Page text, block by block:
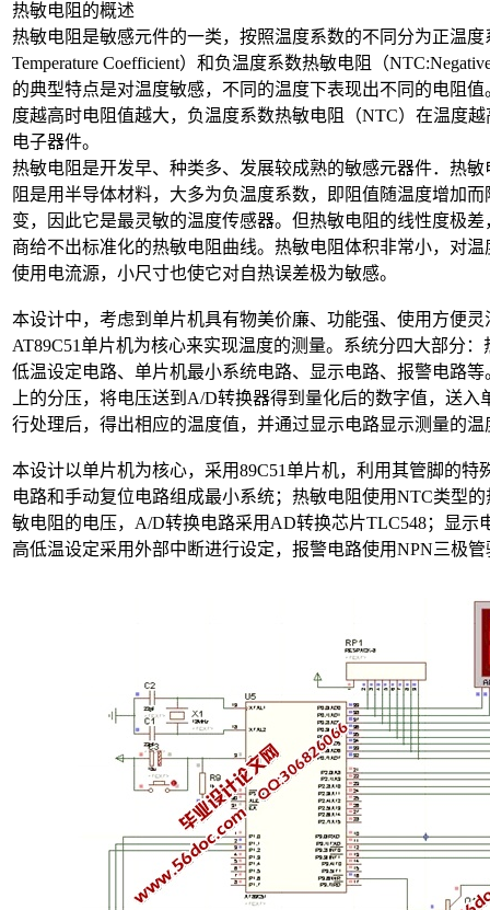
热敏电阻的概述
热敏电阻是敏感元件的一类，按照温度系数的不同分为正温度
Temperature Coefficient）和负温度系数热敏电阻（
的典型特点是对温度敏感，不同的温度下表现出不同的电阻
度越高时电阻值越大，负温度系数热敏电阻（NTC）在温度
电子器件。
热敏电阻是开发早、种类多、发展较成熟的敏感元器件．热
阻是用半导体材料，大多为负温度系数，即阻值随温度增加
变，因此它是最灵敏的温度传感器。但热敏电阻的线性度极
商给不出标准化的热敏电阻曲线。热敏电阻体积非常小，对
使用电流源，小尺寸也使它对自热误差极为敏感。
本设计中，考虑到单片机具有物美价廉、功能强、使用方便
AT89C51单片机为核心来实现温度的测量。系统分四大部分
低温设定电路、单片机最小系统电路、显示电路、报警电路
上的分压，将电压送到A/D转换器得到量化后的数字值，送
行处理后，得出相应的温度值，并通过显示电路显示测量的
本设计以单片机为核心，采用89C51单片机，利用其管脚的特
电路和手动复位电路组成最小系统；热敏电阻使用NTC类型
敏电阻的电压，A/D转换电路采用AD转换芯片TLC548；显示
高低温设定采用外部中断进行设定，报警电路使用NPN三极